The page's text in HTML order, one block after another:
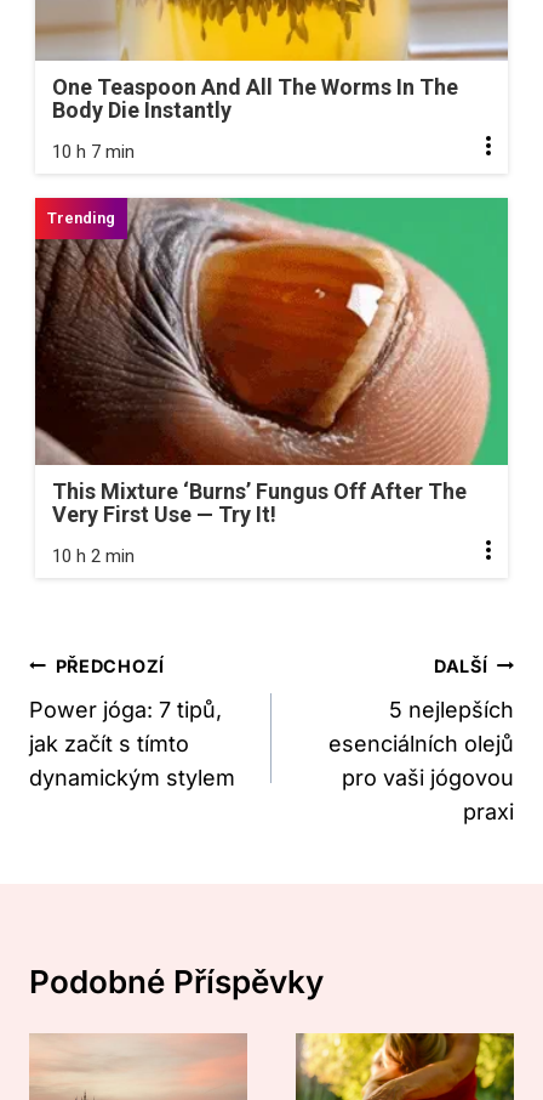
One Teaspoon And All The Worms In The
Body Die Instantly
10 h 7 min
This Mixture ‘Burns’ Fungus Off After The
Very First Use — Try It!
10 h 2 min
Navigace
Pro
Příspěvek
PŘEDCHOZÍ
Power jóga: 7 tipů,
jak začít s tímto
dynamickým stylem
DALŠÍ
5 nejlepších
esenciálních olejů
pro vaši jógovou
praxi
Podobné Příspěvky